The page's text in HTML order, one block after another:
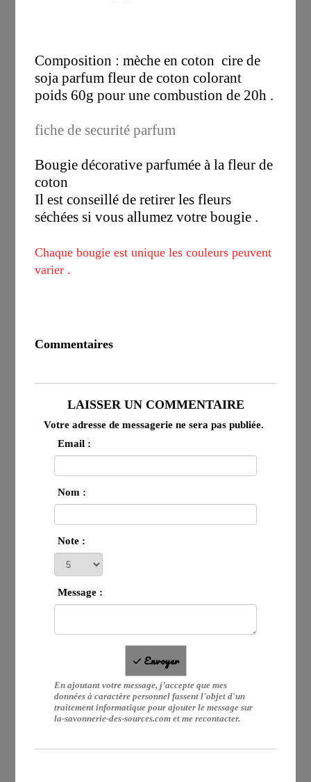
Composition : mèche en coton cire de
soja parfum fleur de coton colorant
poids 60g pour une combustion de 20h .
fiche de securité parfum
Bougie décorative parfumée à la fleur de
coton
Il est conseillé de retirer les fleurs
séchées si vous allumez votre bougie .
Chaque bougie est unique les couleurs peuvent
varier .
Commentaires
LAISSER UN COMMENTAIRE
Votre adresse de messagerie ne sera pas publiée.
Email :
Nom :
Note :
Message :
Envoyer
En ajoutant votre message, j’accepte que mes
données à caractère personnel fassent l'objet d'un
traitement informatique pour ajouter le message sur
la-savonnerie-des-sources.com et me recontacter.